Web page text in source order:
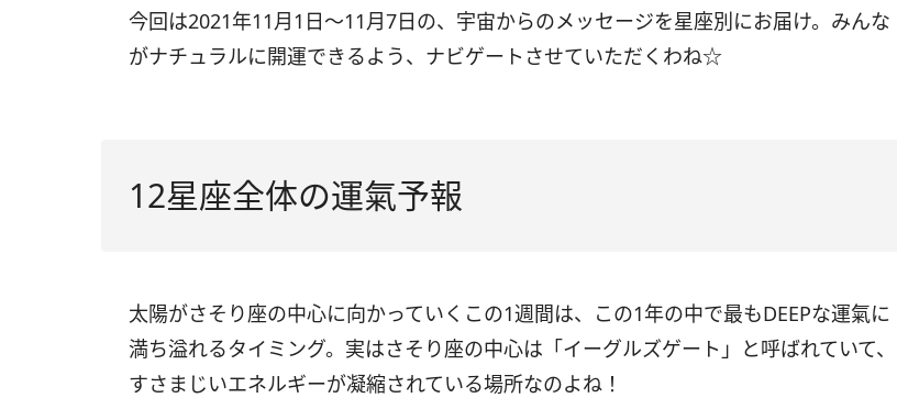
今回は2021年11月1 日〜11月7日の、宇宙からのメッセージを星座別にお届け。みんな
がナチュラルに開運できるよう、ナビゲートさせていただくわね☆
12星座全体の運氣予報
太陽がさそり座の中心に向かっていくこの1週間は、この1年の中で最もDEEPな運氣に
満ち溢れるタイミング。実はさそり座の中心は「イーグルズゲート」と呼ばれていて、
すさまじいエネルギーが凝縮されている場所なのよね！